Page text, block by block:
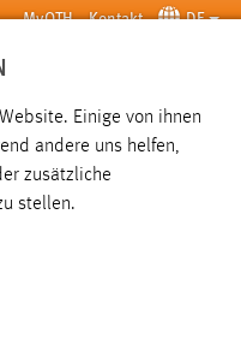
MyOTH Kontakt DE
SUCHE
Einige von ihnen
andere uns helfen,
zusätzliche
stellen.